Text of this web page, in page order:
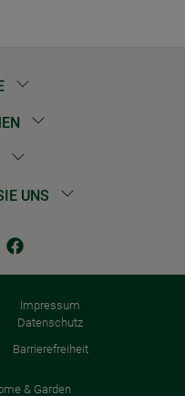
UNS
Impressum
Datenschutz
Barrierefreiheit
& Garden